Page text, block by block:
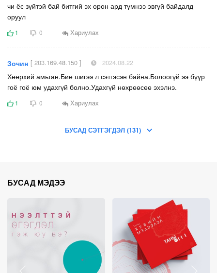
чи ёс зүйтэй бай битгий эх орон ард түмнээ эвгүй байдалд
оруул
1 0 Хариулах
Зочин [ 203.169.48.150 ] 2024.08.22
Хөөрхий амьтан.Бие шигээ л сэтгэсэн байна.Болоогүй ээ бүүр
гоё гоё юм удахгүй болно.Удахгүй нөхрөөсөө эхэлнэ.
1 0 Хариулах
БУСАД СЭТГЭГДЭЛ (131)
БУСАД МЭДЭЭ